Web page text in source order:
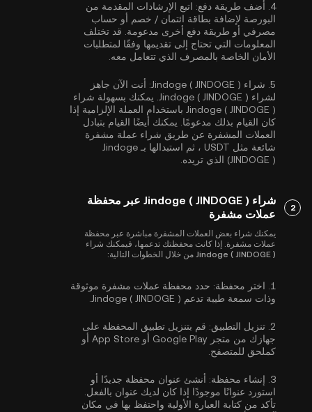
4. أضف طريقة دفع: اتبع الإرشادات المقدمة من
البورصة لإضافة بطاقة ائتمان / خصم أو حساب
مصرفي أو طريقة دفع أخرى مدعومة. قد تختلف
المعلومات التي تحتاج إلى تقديمها وفقًا لمتطلبات
الأمان الخاصة بالمصرف الذي تتعامل معه.
5. شراء Jindoge ( JINDOGE ):
أنت الآن جاهز
لشراء Jindoge ( JINDOGE ). يمكنك بسهولة شراء
Jindoge ( JINDOGE ) باستخدام العملة الإلزامية إذا
كان القيام بذلك مدعومًا. يمكنك أيضًا القيام بتبادل
العملات المشفرة عن طريق شراء عملة مشفرة
شائعة مثل USDT
، ثم استبدالها بـ Jindoge
(JINDOGE ) الذي تريده.
2
شراء Jindoge ( JINDOGE ) عبر محفظة
عملات مشفرة
يمكنك شراء بعض العملات المشفرة مباشرة عبر محفظة
عملات مشفرة. إذا كانت محفظتك تدعمها، فيمكنك شراء
Jindoge ( JINDOGE ) من خلال الخطوات التالية:
1. اختر محفظة: حدد محفظة عملات مشفرة موثوقة
وذات سمعة طيبة تدعم Jindoge ( JINDOGE ).
2. تنزيل التطبيق: قم بتنزيل تطبيق المحفظة على
جهازك من متجر Google Play أو App Store أو
كملحق للمتصفح.
3. إنشاء محفظة: أنشئ عنوان محفظة جديدًا أو
استورد عنوانًا موجودًا إذا كان لديك عنوان بالفعل.
تأكد من كتابة العبارة الأولية واحتفظ بها في مكان